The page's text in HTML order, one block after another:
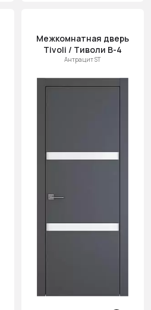
Межкомнатная дверь
Tivoli / Тиволи В-4
Антрацит ST